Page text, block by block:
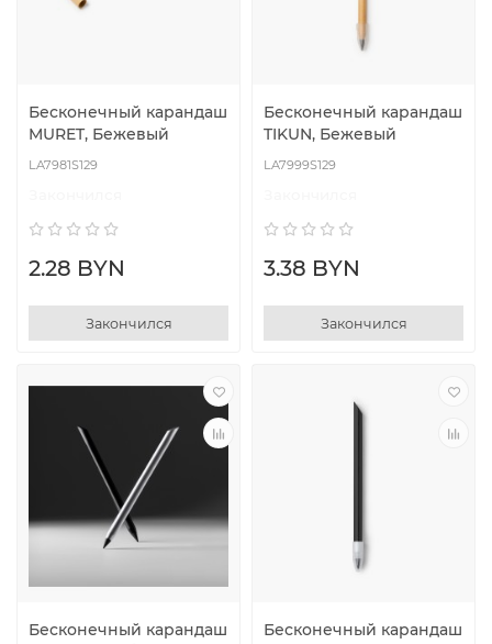
Бесконечный карандаш
MURET, Бежевый
LA7981S129
2.28 BYN
Закончился
Бесконечный карандаш
TIKUN, Бежевый
LA7999S129
3.38 BYN
Закончился
Бесконечный карандаш
Бесконечный карандаш